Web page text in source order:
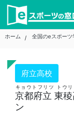
Skip
content
ホーム 全国のeスポー
府立高校
京都府立 東
キョウトフリツ トウ